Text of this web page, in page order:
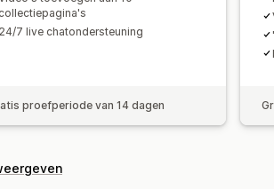
24/7 live chatondersteuning
proefperiode van 14 dagen